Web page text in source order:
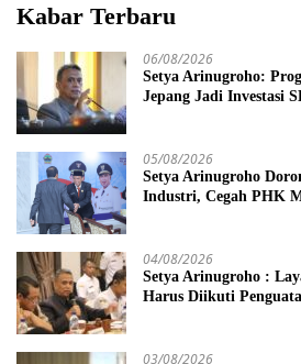
Kabar Terbaru
06/08/2026
Setya Arinugroho:
Jepang Jadi Investasi
05/08/2026
Setya Arinugroho
Industri, Cegah PHK
04/08/2026
Setya Arinugroho :
Harus Diikuti
03/08/2026